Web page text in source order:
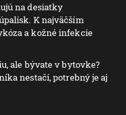
na desiatky
K najväčším
a kožné infekcie
ale bývate v bytovke?
nestačí, potrebný je aj